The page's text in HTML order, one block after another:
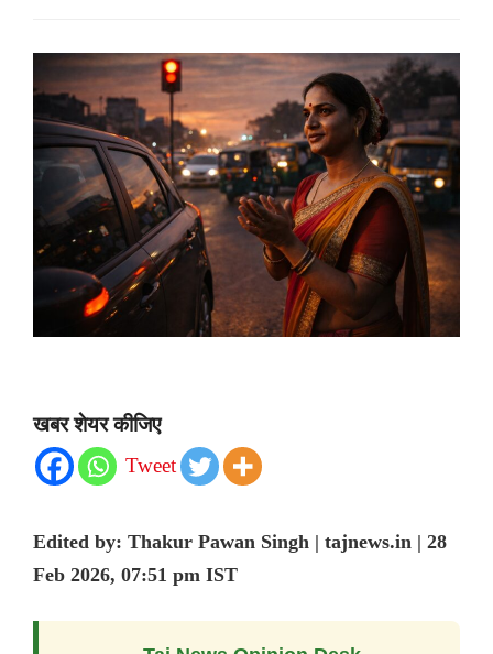
खबर शेयर कीजिए
Tweet
Edited by: Thakur Pawan Singh | tajnews.in | 28
Feb 2026, 07:51 pm IST